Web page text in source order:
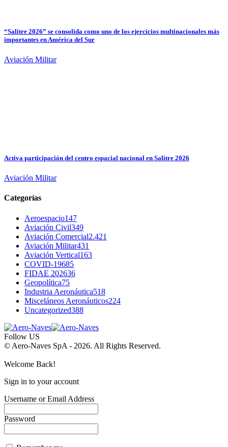
“Salitre 2026” se consolida como uno de los ejercicios multinacionales más
importantes en América del Sur
Aviación Militar
Activa participación del centro espacial nacional en Salitre 2026
Aviación Militar
Categorías
Aeroespacio147
Aviación Civil349
Aviación Comercial2.421
Aviación Militar431
Aviación Vertical163
COVID-19685
FIDAE 202636
Geopolítica75
Industria Aeronáutica518
Misceláneos Aeronáuticos224
Uncategorized388
Follow US
© Aero-Naves SpA - 2026. All Rights Reserved.
Welcome Back!
Sign in to your account
Username or Email Address
Password